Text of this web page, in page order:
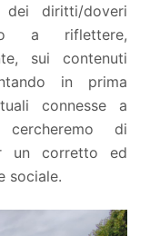
diritti/doveri
a riflettere,
sui contenuti
in prima
connesse a
di
un corretto ed
sociale.